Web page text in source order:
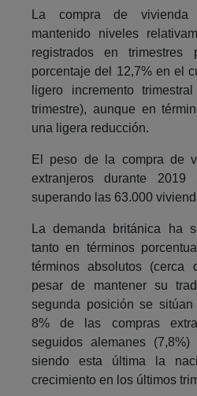
La compra de vivienda
mantenido niveles
registrados en trimestres
porcentaje del 12,7% en el
ligero incremento
trimestre), aunque en
una ligera reducción.
El peso de la compra de
extranjeros durante
superando las 63.000
La demanda británica ha
tanto en términos
términos absolutos (cerca
pesar de mantener su
segunda posición se
8% de las compras
seguidos alemanes (7,8%)
siendo esta última la
crecimiento en los últimos